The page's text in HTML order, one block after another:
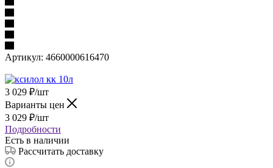
Артикул: 4660000616470
3 029 ₽/шт
Варианты цен
3 029 ₽/шт
Подробности
Есть в наличии
Рассчитать доставку